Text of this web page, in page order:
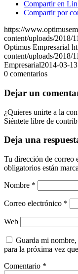
Compartir en
Compartir por
https://
content/uploads/2018/
Optimus Empresarial
content/uploads/2018/
Empresarial2014-03-
0 comentarios
Dejar un
¿Quieres unirte a la
Siéntete libre de
Deja una
Tu dirección de correo
obligatorios están
Nombre *
Correo electrónico *
Web
Guarda mi
para la próxima vez
Comentario *